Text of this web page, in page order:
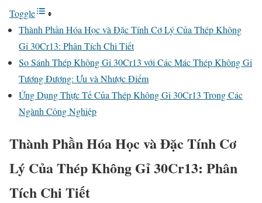
Toggle
Thành Phần Hóa Học và Đặc Tính Cơ Lý Của Thép Không
Gỉ 30Cr13: Phân Tích Chi Tiết
So Sánh Thép Không Gỉ 30Cr13 với Các Mác Thép Không Gỉ
Tương Đương: Ưu và Nhược Điểm
Ứng Dụng Thực Tế Của Thép Không Gỉ 30Cr13 Trong Các
Ngành Công Nghiệp
Thành Phần Hóa Học và Đặc Tính Cơ
Lý Của Thép Không Gỉ 30Cr13: Phân
Tích Chi Tiết